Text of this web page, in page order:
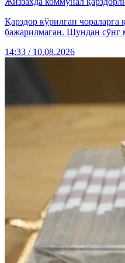
Қарздор кўрилган чораларга
бажарилмаган. Шундан сўнг
14:33 / 10.08.2026